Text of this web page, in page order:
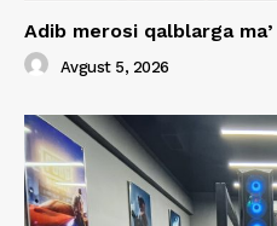
Adib merosi qalblarga
Avgust 5, 2026